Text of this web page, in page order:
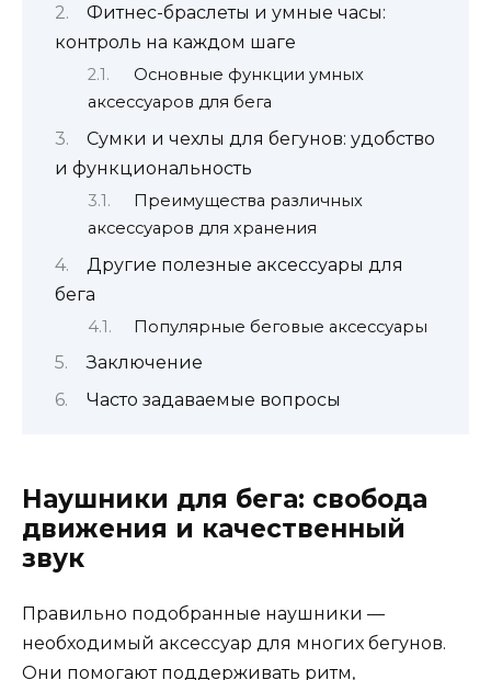
Фитнес-браслеты и умные часы:
контроль на каждом шаге
Основные функции умных
аксессуаров для бега
Сумки и чехлы для бегунов: удобство
и функциональность
Преимущества различных
аксессуаров для хранения
Другие полезные аксессуары для
бега
Популярные беговые аксессуары
Заключение
Часто задаваемые вопросы
Наушники для бега: свобода
движения и качественный
звук
Правильно подобранные наушники —
необходимый аксессуар для многих бегунов.
Они помогают поддерживать ритм,